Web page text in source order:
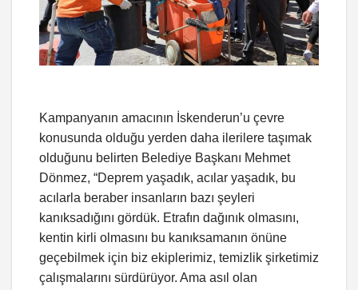
Kampanyanın amacının İskenderun’u çevre
konusunda olduğu yerden daha ilerilere taşımak
olduğunu belirten Belediye Başkanı Mehmet
Dönmez, “Deprem yaşadık, acılar yaşadık, bu
acılarla beraber insanların bazı şeyleri
kanıksadığını gördük. Etrafın dağınık olmasını,
kentin kirli olmasını bu kanıksamanın önüne
geçebilmek için biz ekiplerimiz, temizlik şirketimiz
çalışmalarını sürdürüyor. Ama asıl olan